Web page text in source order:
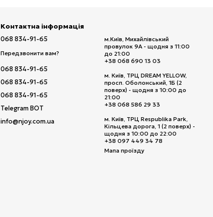
Контактна інформація
068 834-91-65
Передзвонити вам?
068 834-91-65
068 834-91-65
068 834-91-65
Telegram BOT
info@njoy.com.ua
м.Київ, Михайлівський
провулок 9А - щодня з 11:00
до 21:00
+38 068 690 13 03
м. Київ, ТРЦ DREAM YELLOW,
просп. Оболонський, 1Б (2
поверх) - щодня з 10:00 до
21:00
+38 068 586 29 33
м. Київ, ТРЦ Respublika Park,
Кільцева дорога, 1 (2 поверх) -
щодня з 10:00 до 22:00
+38 097 449 34 78
Мапа проїзду